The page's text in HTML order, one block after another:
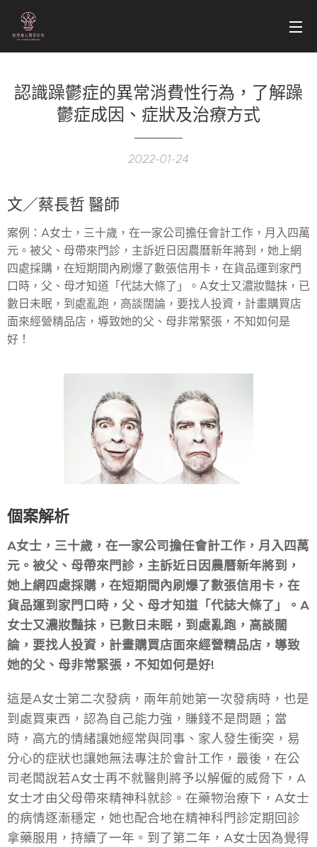
認識躁鬱症的異常消費性行為，了解躁
鬱症成因、症狀及治療方式
2022-01-24
文／蔡長哲 醫師
案例：A女士，三十歲，在一家公司擔任會計工作，月入四萬
元。被父、母帶來門診，主訴近日因農曆新年將到，她上網
四處採購，在短期間內刷爆了數張信用卡，在貨品運到家門
口時，父、母才知道「代誌大條了」。A女士又濃妝豔抹，已
數日未眠，到處亂跑，高談闊論，要找人投資，計畫購買店
面來經營精品店，導致她的父、母非常緊張，不知如何是
好！
個案解析
A女士，三十歲，在一家公司擔任會計工作，月入四萬
元。被父、母帶來門診，主訴近日因農曆新年將到，
她上網四處採購，在短期間內刷爆了數張信用卡，在
貨品運到家門口時，父、母才知道「代誌大條了」。A
女士又濃妝豔抹，已數日未眠，到處亂跑，高談闊
論，要找人投資，計畫購買店面來經營精品店，導致
她的父、母非常緊張，不知如何是好!
這是A女士第二次發病，兩年前她第一次發病時，也是
到處買東西，認為自己能力強，賺錢不是問題；當
時，高亢的情緒讓她經常與同事、家人發生衝突，易
分心的症狀也讓她無法專注於會計工作，最後，在公
司老闆說若A女士再不就醫則將予以解僱的威脅下，A
女士才由父母帶來精神科就診。在藥物治療下，A女士
的病情逐漸穩定，她也配合地在精神科門診定期回診
拿藥服用，持續了一年。到了第二年，A女士因為覺得